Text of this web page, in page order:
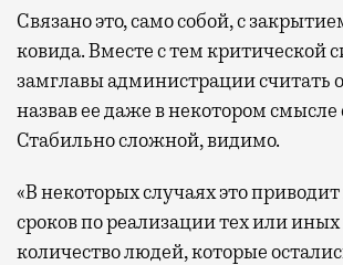
Связано это, само собой, с
ковида. Вместе с тем критической
замглавы администрации считать
назвав ее даже в некотором смысле
Стабильно сложной, видимо.
«В некоторых случаях это
сроков по реализации тех или
количество людей, которые